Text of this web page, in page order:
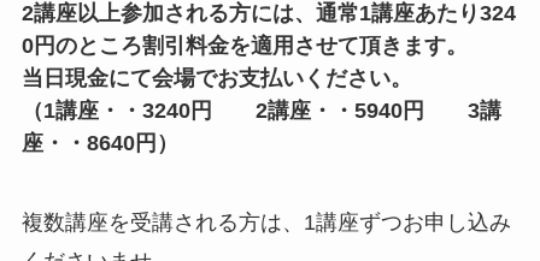
2講座以上参加される方には、通常1講座あたり324
0円のところ割引料金を適用させて頂きます。
当日現金にて会場でお支払いください。
（1講座・・3240円 2講座・・5940円 3講
座・・8640円）
複数講座を受講される方は、1講座ずつお申し込み